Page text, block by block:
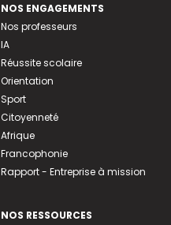
NOS ENGAGEMENTS
Nos professeurs
IA
Réussite scolaire
Orientation
Sport
Citoyenneté
Afrique
Francophonie
Rapport - Entreprise à mission
NOS RESSOURCES